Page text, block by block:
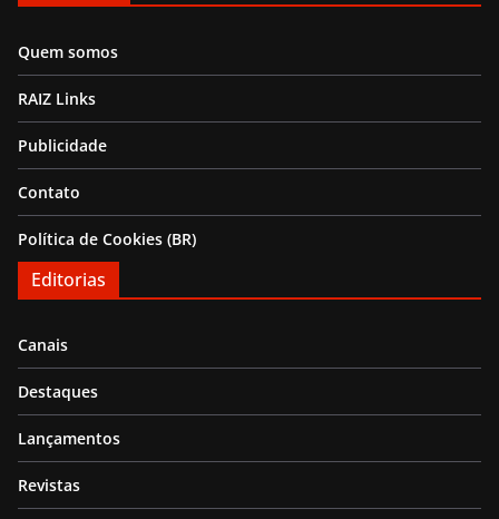
Quem somos
RAIZ Links
Publicidade
Contato
Política de Cookies (BR)
Editorias
Canais
Destaques
Lançamentos
Revistas